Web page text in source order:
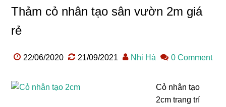
Thảm cỏ nhân tạo sân vườn 2m giá
rẻ
22/06/2020 21/09/2021 Nhi Hà 0 Comment
Cỏ nhân tạo
2cm trang trí